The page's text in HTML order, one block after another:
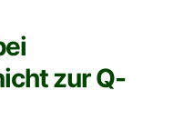
zur Q-